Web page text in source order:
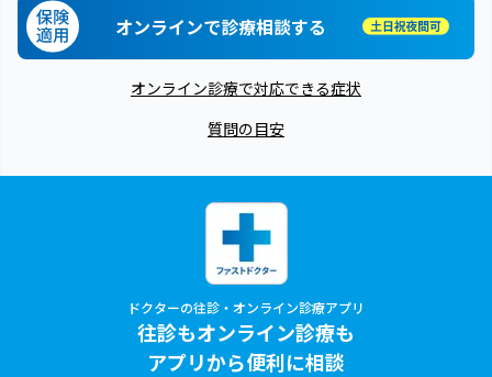
オンラインで診療相談する
オンライン診療で対応できる症状
質問の目安
ドクターの往診・オンライン診療アプリ
往診もオンライン診療も
アプリから便利に相談